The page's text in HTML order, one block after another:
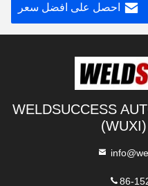
احصل على افضل سعر
WELDSUCCESS
86-